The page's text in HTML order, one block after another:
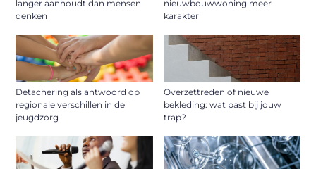
langer aanhoudt dan mensen
denken
nieuwbouwwoning meer
karakter
Detachering als antwoord op
regionale verschillen in de
jeugdzorg
Overzettreden of nieuwe
bekleding: wat past bij jouw
trap?